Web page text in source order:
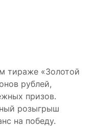
тираже «Золотой
рублей,
призов.
розыгрыш
на победу.